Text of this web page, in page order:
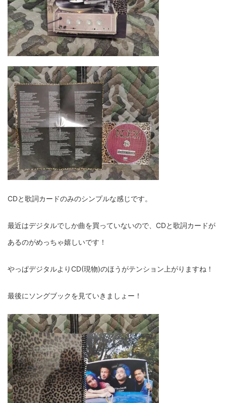
CDと歌詞カードのみのシンプルな感じです。
最近はデジタルでしか曲を買っていないので、CDと歌詞カードが
あるのがめっちゃ嬉しいです！
やっぱデジタルよりCD(現物)のほうがテンション上がりますね！
最後にソングブックを見ていきましょー！